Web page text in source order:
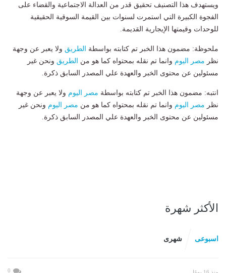
ويستهدف هذا التصنيف تحقيق قدر من العدالة الاجتماعية والقضاء على
الفجوة الكبيرة التي استمرت لسنوات بين القيمة السوقية الحقيقية
للوحدات وقيمتها الإيجارية القديمة.
ملحوظة: مضمون هذا الخبر تم كتابته بواسطة الطريق ولا يعبر عن وجهة
نظر مصر اليوم وانما تم نقله بمحتواه كما هو من الطريق ونحن غير
مسئولين عن محتوى الخبر والعهدة علي المصدر السابق ذكرة.
انتبه: مضمون هذا الخبر تم كتابته بواسطة مصر اليوم ولا يعبر عن وجهة
نظر مصر اليوم وانما تم نقله بمحتواه كما هو من مصر اليوم ونحن غير
مسئولين عن محتوى الخبر والعهدة علي المصدر السابق ذكرة.
الأكثر شهرة
اسبوعى شهرى
منذ 16 يومًا 0